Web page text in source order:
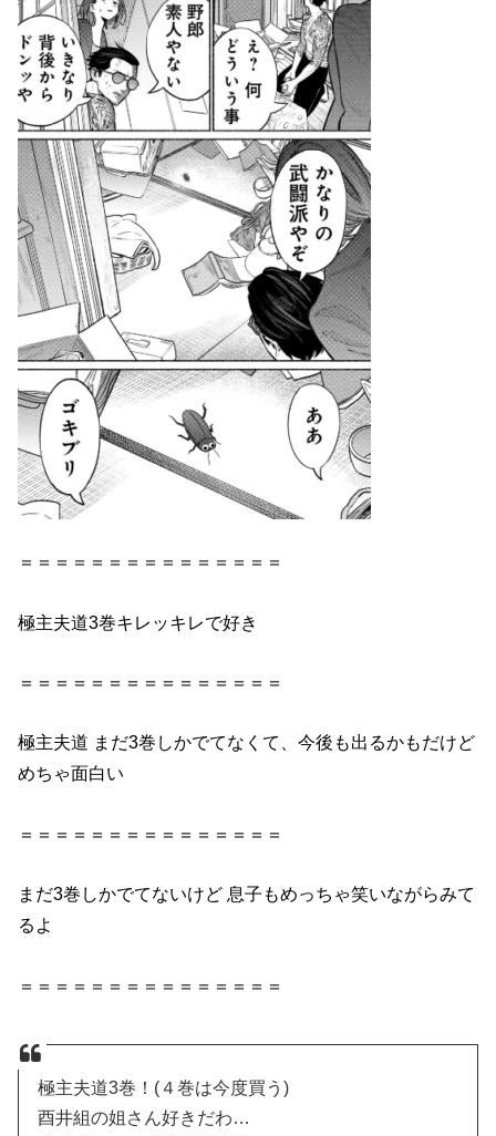
＝＝＝＝＝＝＝＝＝＝＝＝＝＝＝
極主夫道3巻キレッキレで好き
＝＝＝＝＝＝＝＝＝＝＝＝＝＝＝
極主夫道 まだ3巻しかでてなくて、今後も出るかもだけど
めちゃ面白い
＝＝＝＝＝＝＝＝＝＝＝＝＝＝＝
まだ3巻しかでてないけど 息子もめっちゃ笑いながらみて
るよ
＝＝＝＝＝＝＝＝＝＝＝＝＝＝＝
極主夫道3巻！(４巻は今度買う)
酉井組の姐さん好きだわ…